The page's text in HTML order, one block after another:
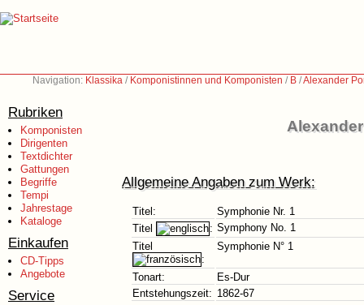
Navigation: Klassika / Komponistinnen und Komponisten / B /Alexander
Rubriken
Komponisten
Dirigenten
Textdichter
Gattungen
Begriffe
Tempi
Jahrestage
Kataloge
Einkaufen
CD-Tipps
Angebote
Service
Allgemeine Angaben zum Werk:
Titel:
Symphonie Nr. 1
Titel
: Symphony No. 1
Titel
:
Symphonie N° 1
Tonart:
Es-Dur
Entstehungszeit: 1862-67